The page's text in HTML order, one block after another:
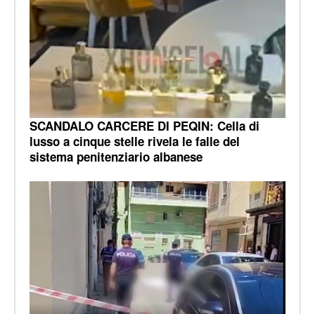
SCANDALO CARCERE DI PEQIN: Cella di
lusso a cinque stelle rivela le falle del
sistema penitenziario albanese